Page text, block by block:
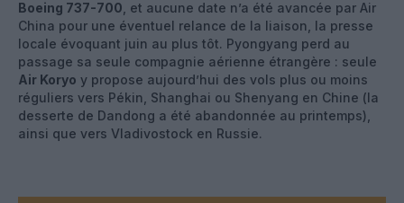
Boeing 737-700 , et aucune date n’a été avancée par Air
China pour une éventuel relance de la liaison, la presse
locale évoquant juin au plus tôt. Pyongyang perd au
passage sa seule compagnie aérienne étrangère : seule
Air Koryo y propose aujourd’hui des vols plus ou moins
réguliers vers Pékin, Shanghai ou Shenyang en Chine (la
desserte de Dandong a été abandonnée au printemps),
ainsi que vers Vladivostock en Russie.